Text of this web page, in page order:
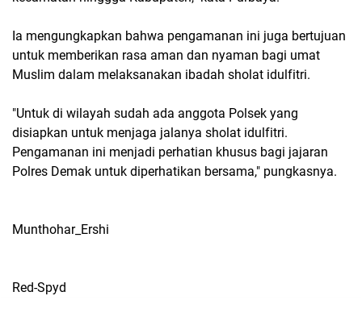
Ia mengungkapkan bahwa pengamanan ini juga bertujuan
untuk memberikan rasa aman dan nyaman bagi umat
Muslim dalam melaksanakan ibadah sholat idulfitri.
"Untuk di wilayah sudah ada anggota Polsek yang
disiapkan untuk menjaga jalanya sholat idulfitri.
Pengamanan ini menjadi perhatian khusus bagi jajaran
Polres Demak untuk diperhatikan bersama," pungkasnya.
Munthohar_Ershi
Red-Spyd